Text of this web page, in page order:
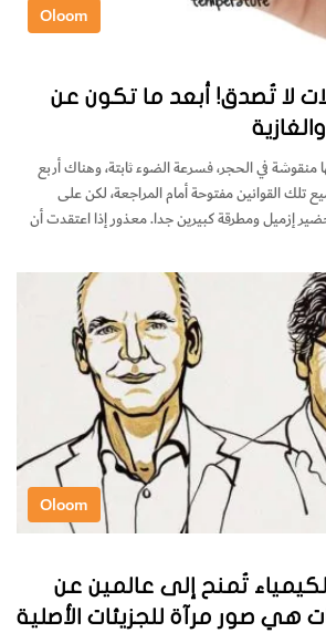
Oloom
لا تُصدق! أبعد ما تكون عن
منقوشة في الحجر، فسرعة الضوء ثابتة، وهناك أربع
تلك القوانين مفتوحة أمام المراجعة، لكن على
إزميل ومطرقة كبيرين جدا. معذور إذا اعتقدت أن
Oloom
تُمنح إلى عالمين عن
هي صور مرآة للجزيئات الأصلية